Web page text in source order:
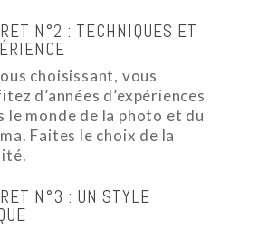
N°2 : TECHNIQUES ET
choisissant, vous
d’années d’expériences
le monde de la photo et du
Faites le choix de la
N°3 : UN STYLE